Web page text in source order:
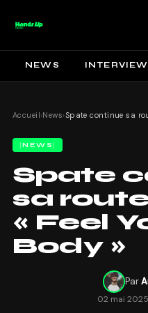
NEWS
Accueil›News›Spate continue sa
NEWS
Spate
sa
« Feel
Body »
Par
02 mai 2025